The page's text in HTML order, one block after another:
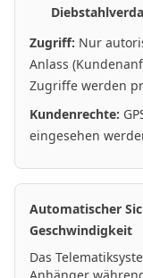
Zugriff: Nur
Anlass
Zugriffe werden
Kundenrechte:
eingesehen
Automatischer
Geschwindigkeit
Das